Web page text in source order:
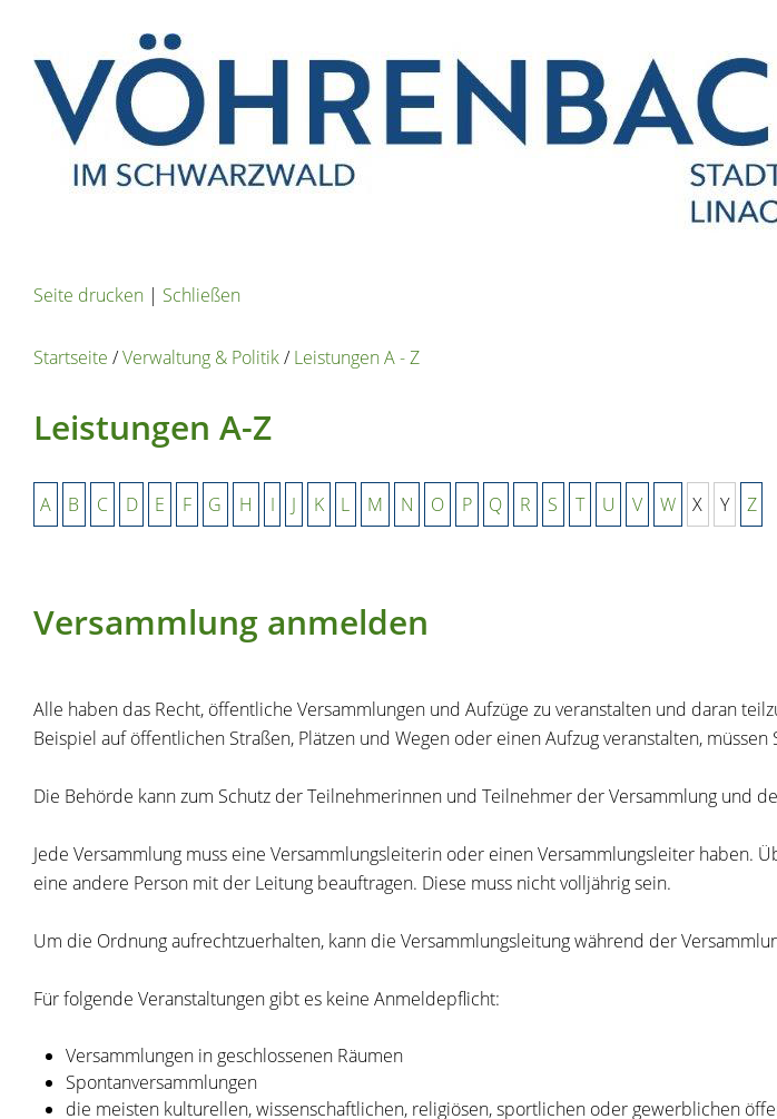
Seite drucken | Schließen
Startseite /Verwaltung & Politik/Leistungen A - Z
Leistungen A-Z
A B C D E F G H I J K L M N O P Q R S T U V W X Y Z
Versammlung anmelden
Alle haben das Recht, öffentliche Versammlungen und Aufzüge zu veranstalten und daran
Beispiel auf öffentlichen Straßen, Plätzen und Wegen oder einen Aufzugveranstalten,
Die Behörde kann zum Schutz der Teilnehmerinnen und Teilnehmer der Versammlung und
Jede Versammlung muss eine Versammlungsleiterin oder einen Versammlungsleiter haben.
eine andere Person mit der Leitung beauftragen. Diese muss nicht volljährig sein.
Um die Ordnung aufrechtzuerhalten, kann die Versammlungsleitung während der
Für folgende Veranstaltungen gibt es keine Anmeldepflicht:
Versammlungen in geschlossenen Räumen
Spontanversammlungen
die meisten kulturellen, wissenschaftlichen, religiösen, sportlichen oder gewerblichen